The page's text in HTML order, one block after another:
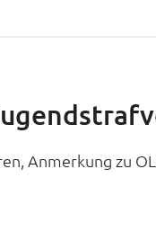
Anmerkung zu